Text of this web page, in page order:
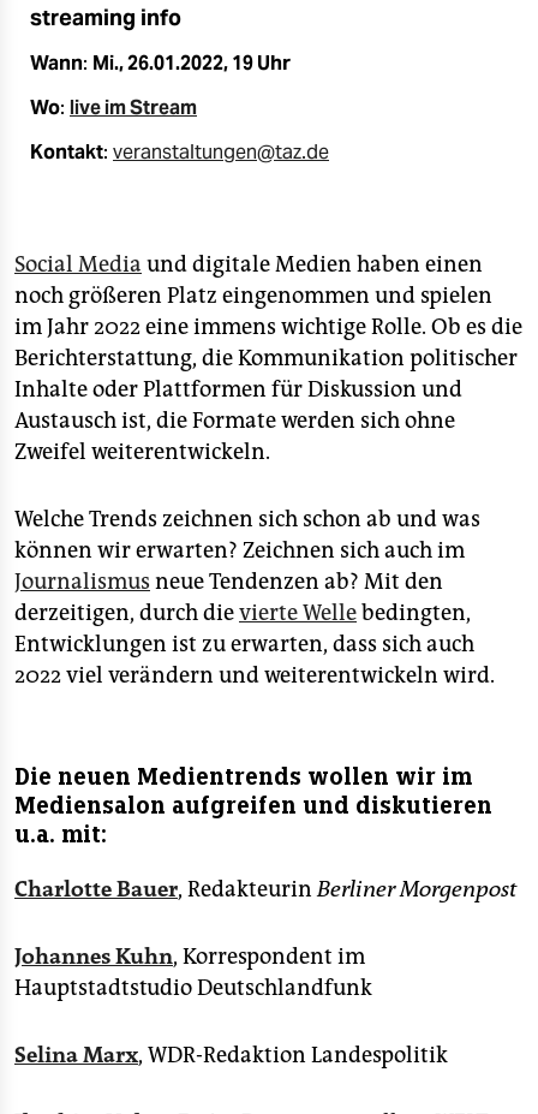
streaming info
Wann: Mi., 26.01.2022, 19 Uhr
Wo: live im Stream
Kontakt: veranstaltungen@taz.de
Social Media und digitale Medien haben einen
noch größeren Platz eingenommen und spielen
im Jahr 2022 eine immens wichtige Rolle. Ob es die
Berichterstattung, die Kommunikation politischer
Inhalte oder Plattformen für Diskussion und
Austausch ist, die Formate werden sich ohne
Zweifel weiterentwickeln.
Welche Trends zeichnen sich schon ab und was
können wir erwarten? Zeichnen sich auch im
Journalismus neue Tendenzen ab? Mit den
derzeitigen, durch dievierte Wellebedingten,
Entwicklungen ist zu erwarten, dass sich auch
2022 viel verändern und weiterentwickeln wird.
Die neuen Medientrends wollen wir im
Mediensalon aufgreifen und diskutieren
u.a. mit:
Charlotte Bauer, RedakteurinBerliner Morgenpost
Johannes Kuhn, Korrespondent im
Hauptstadtstudio Deutschlandfunk
Selina Marx, WDR-Redaktion Landespolitik